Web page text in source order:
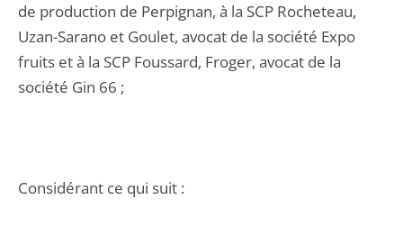
de production de Perpignan, à la SCP Rocheteau,
Uzan-Sarano et Goulet, avocat de la société Expo
fruits et à la SCP Foussard, Froger, avocat de la
société Gin 66 ;
Considérant ce qui suit :